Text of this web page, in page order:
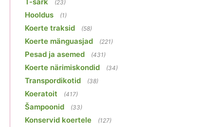
(23)
Hooldus (1)
Koerte traksid (58)
Koerte mänguasjad (221)
Pesad ja asemed (431)
Koerte närimiskondid (34)
Transpordikotid (38)
Koeratoit (417)
Šampoonid (33)
Konservid koertele (127)